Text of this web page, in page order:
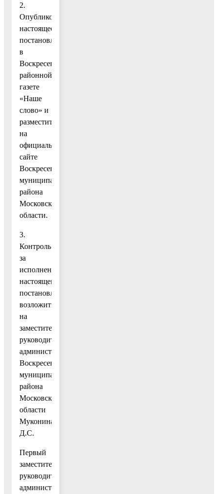
2.
Опубликовать
настоящее
постановление
в
Воскресенской
районной
газете
«Наше
слово» и
разместить
на
официальном
сайте
Воскресенского
муниципального
района
Московской
области.
3.
Контроль
за
исполнением
настоящего
постановления
возложить
на
заместителя
руководителя
администрации
Воскресенского
муниципального
района
Московской
области
Муконина
Д.С.
Первый
заместитель
руководителя
администрации